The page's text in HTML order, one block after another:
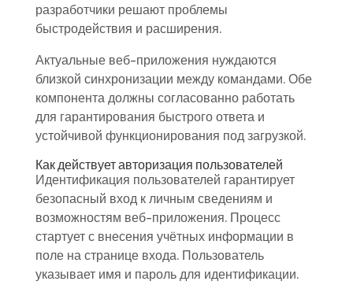
разработчики решают проблемы
быстродействия и расширения.
Актуальные веб-приложения нуждаются
близкой синхронизации между командами. Обе
компонента должны согласованно работать
для гарантирования быстрого ответа и
устойчивой функционирования под загрузкой.
Как действует авторизация пользователей
Идентификация пользователей гарантирует
безопасный вход к личным сведениям и
возможностям веб-приложения. Процесс
стартует с внесения учётных информации в
поле на странице входа. Пользователь
указывает имя и пароль для идентификации.